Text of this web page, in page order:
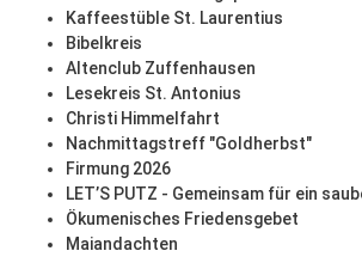
Kaffeestüble St. Laurentius
Bibelkreis
Altenclub Zuffenhausen
Lesekreis St. Antonius
Christi Himmelfahrt
Nachmittagstreff "Goldherbst"
Firmung 2026
LET’S PUTZ - Gemeinsam für ein
Ökumenisches Friedensgebet
Maiandachten